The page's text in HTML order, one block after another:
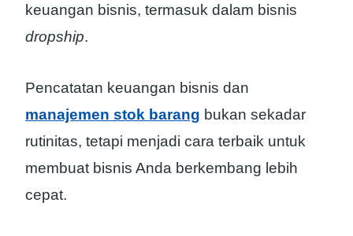
keuangan bisnis, termasuk dalam bisnis
dropship.
Pencatatan keuangan bisnis dan
manajemen stok barang bukan sekadar
rutinitas, tetapi menjadi cara terbaik untuk
membuat bisnis Anda berkembang lebih
cepat.